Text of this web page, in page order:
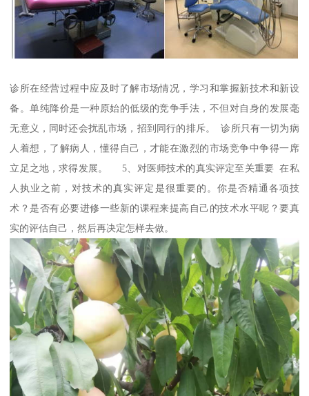
诊所在经营过程中应及时了解市场情况，学习和掌握新技术和新设
备。单纯降价是一种原始的低级的竞争手法，不但对自身的发展毫
无意义，同时还会扰乱市场，招到同行的排斥。 诊所只有一切为病
人着想，了解病人，懂得自己，才能在激烈的市场竞争中争得一席
立足之地，求得发展。 5、对医师技术的真实评定至关重要 在私
人执业之前，对技术的真实评定是很重要的。你是否精通各项技
术？是否有必要进修一些新的课程来提高自己的技术水平呢？要真
实的评估自己，然后再决定怎样去做。